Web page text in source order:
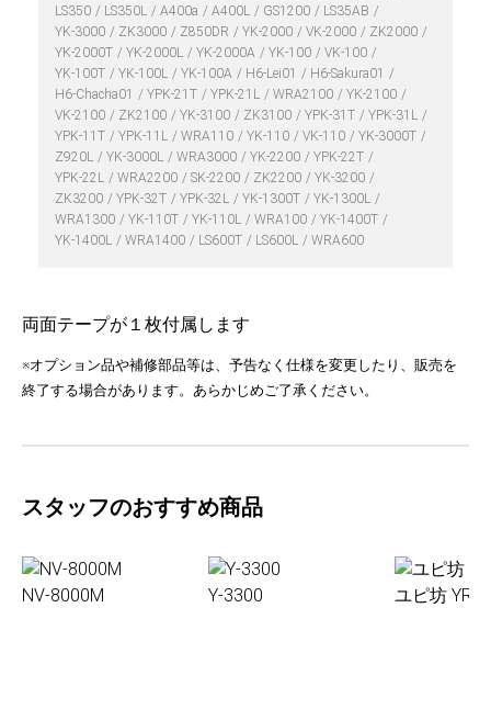
LS350
LS350L A400a A400L GS1200
LS35AB
YK-3000
ZK3000 Z850DR YK-2000 VK-2000
ZK2000
YK-2000T
YK-2000L YK-2000A YK-100
VK-100
YK-100T
YK-100L YK-100A H6-Lei01
H6-Sakura01
H6-Chacha01
YPK-21T YPK-21L WRA2100
YK-2100
VK-2100
ZK2100 YK-3100 ZK3100 YPK-31T
YPK-31L
YPK-11T
YPK-11L WRA110 YK-110 VK-110
YK-3000T
Z920L
YK-3000L WRA3000 YK-2200
YPK-22T
YPK-22L
WRA2200 SK-2200 ZK2200
YK-3200
ZK3200
YPK-32T YPK-32L YK-1300T
YK-1300L
WRA1300
YK-110T YK-110L WRA100
YK-1400T
YK-1400L
WRA1400 LS600T LS600L WRA600
両面テープが１枚付属します
※オプション品や補修部品等は、予告なく仕様を変更したり、販売を
終了する場合があります。あらかじめご了承ください。
スタッフのおすすめ商品
NV-8000M Y-3300 ユピ坊 YR-